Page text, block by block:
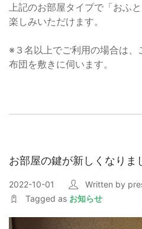
上記のお部屋タイプで「おふ
楽しみいただけます。
※３名以上でご利用の場合は
布団を敷きに伺います。
お部屋の鍵が新しくなりま
2022-10-01 Written by
Tagged as お知らせ